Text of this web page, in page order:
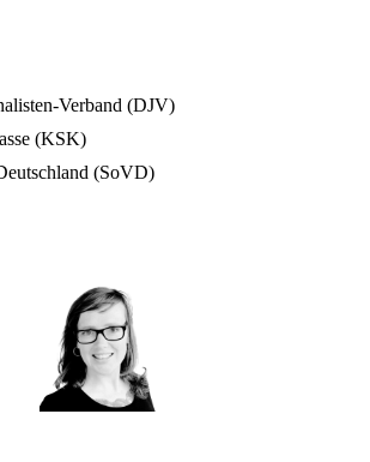
Verband (DJV)
(KSK)
(SoVD)